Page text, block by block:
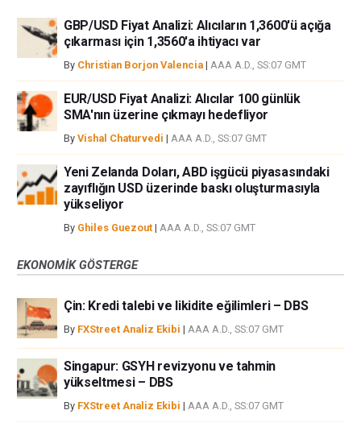
GBP/USD Fiyat Analizi: Alıcıların 1,3600'ü açığa
çıkarması için 1,3560'a ihtiyacı var
By Christian Borjon Valencia | AAA A.D., SS:07 GMT
EUR/USD Fiyat Analizi: Alıcılar 100 günlük
SMA'nın üzerine çıkmayı hedefliyor
By Vishal Chaturvedi | AAA A.D., SS:07 GMT
Yeni Zelanda Doları, ABD işgücü piyasasındaki
zayıflığın USD üzerinde baskı oluşturmasıyla
yükseliyor
By Ghiles Guezout | AAA A.D., SS:07 GMT
EKONOMIK GÖSTERGE
Çin: Kredi talebi ve likidite eğilimleri – DBS
By FXStreet Analiz Ekibi | AAA A.D., SS:07 GMT
Singapur: GSYH revizyonu ve tahmin
yükseltmesi – DBS
By FXStreet Analiz Ekibi | AAA A.D., SS:07 GMT